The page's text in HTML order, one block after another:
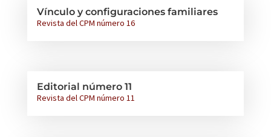
Vínculo y configuraciones familiares
Revista del CPM número 16
Editorial número 11
Revista del CPM número 11